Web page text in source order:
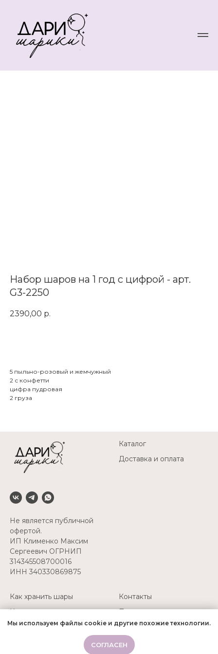
Мы используем файлы cookie и другие похожие технологии.
СОГЛАСЕН
Набор шаров на 1 год с цифрой - арт.
G3-2250
2390,00 р.
5 пыльно-розовый и жемчужный
2 с конфетти
цифра пудровая
2 груза
Не является публичной
офертой.
ИП Клименко Максим
Сергеевич ОГРНИП
314345508700016
ИНН 340330869875
Каталог
Доставка и оплата
Как хранить шары
Как перевозить шары
Надуть свои шары
Контакты
Политика
конфиденциальности
+7(927) 511-52-45